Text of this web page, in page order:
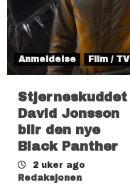
Anmeldelse Film / TV
Stjerneskuddet
David Jonsson
blir den nye
Black Panther
2 uker ago
Redaksjonen